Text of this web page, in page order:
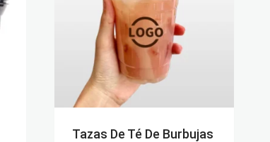
Tazas De Té De Burbujas